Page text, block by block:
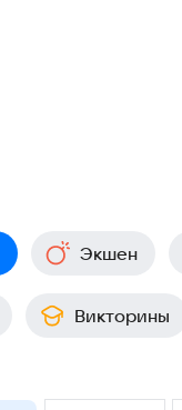
Экшен
Викторины